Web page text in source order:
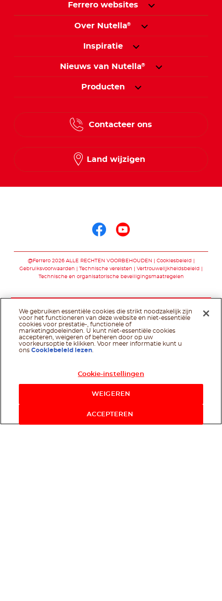
Ferrero websites
Over Nutella®
Inspiratie
Nieuws van Nutella®
Producten
Contacteer ons
Land wijzigen
@Ferrero 2026 ALLE RECHTEN VOORBEHOUDEN
Cookiesbeleid
Gebruiksvoorwaarden
Technische vereisten
Vertrouwelijkheidsbeleid
Technische en organisatorische beveiligingsmaatregelen
We gebruiken essentiële cookies die strikt noodzakelijk zijn
voor het functioneren van deze website en niet-essentiële
cookies voor prestatie-, functionele of
marketingdoeleinden. U kunt niet-essentiële cookies
accepteren, weigeren of beheren door op uw
voorkeursoptie te klikken. Voor meer informatie kunt u
onsCookiebeleid lezen
Cookie-instellingen
WEIGEREN
ACCEPTEREN